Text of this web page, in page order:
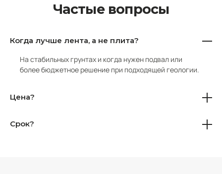
Частые вопросы
Когда лучше лента, а не плита?
На стабильных грунтах и когда нужен подвал или
более бюджетное решение при подходящей геологии.
Цена?
Срок?